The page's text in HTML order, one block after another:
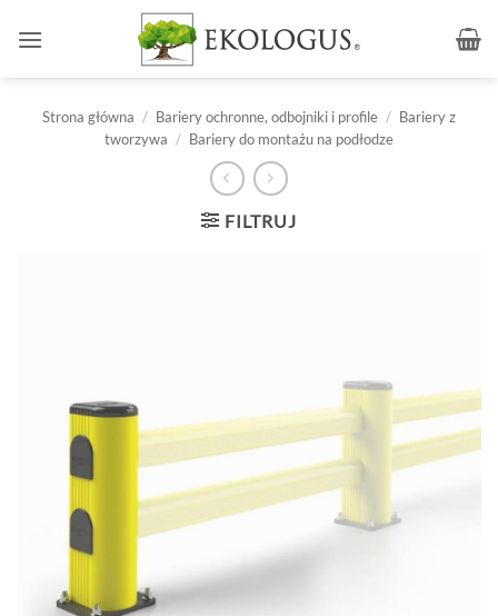
Strona główna / Bariery ochronne, odbojniki i profile / Bariery z
tworzywa / Bariery do montażu na podłodze
FILTRUJ